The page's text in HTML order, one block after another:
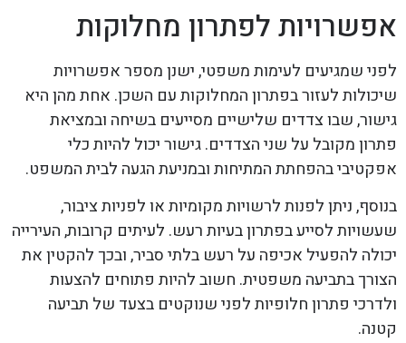
אפשרויות לפתרון מחלוקות
לפני שמגיעים לעימות משפטי, ישנן מספר אפשרויות
שיכולות לעזור בפתרון המחלוקות עם השכן. אחת מהן היא
גישור, שבו צדדים שלישיים מסייעים בשיחה ובמציאת
פתרון מקובל על שני הצדדים. גישור יכול להיות כלי
אפקטיבי בהפחתת המתיחות ובמניעת הגעה לבית המשפט.
בנוסף, ניתן לפנות לרשויות מקומיות או לפניות ציבור,
שעשויות לסייע בפתרון בעיות רעש. לעיתים קרובות, העירייה
יכולה להפעיל אכיפה על רעש בלתי סביר, ובכך להקטין את
הצורך בתביעה משפטית. חשוב להיות פתוחים להצעות
ולדרכי פתרון חלופיות לפני שנוקטים בצעד של תביעה
קטנה.